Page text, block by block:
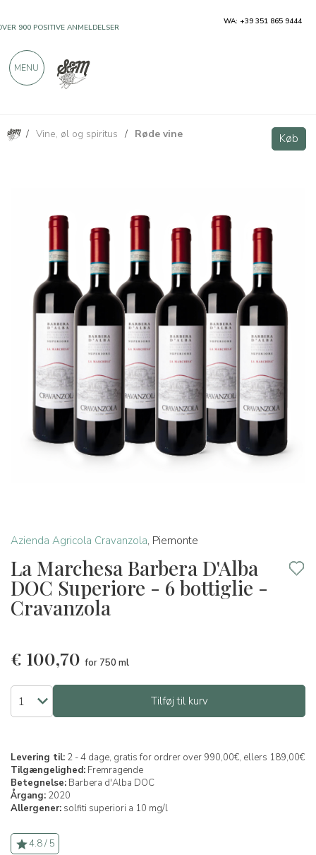
/ Vine, øl og spiritus / Røde vine Køb
Azienda Agricola Cravanzola, Piemonte
La Marchesa Barbera D'Alba
DOC Superiore - 6 bottiglie -
Cravanzola
€ 100,70 for 750 ml
Tilføj til kurv
Levering til: 2 - 4 dage, gratis for ordrer over 990,00€, ellers 189,00€
Tilgængelighed: Fremragende
Betegnelse: Barbera d'Alba DOC
Årgang: 2020
Allergener: solfiti superiori a 10 mg/l
4.8 / 5
Køb
900 POSITIVE ANMELDELSER WA: +39 351 865 9444
MENU